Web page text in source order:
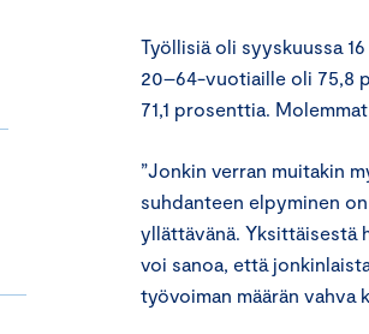
Työllisiä oli syyskuussa
20–64-vuotiaille oli 75,8
71,1 prosenttia.
”Jonkin verran muitakin
suhdanteen elpyminen
yllättävänä. Yksittäisestä
voi sanoa, että
työvoiman määrän vahva